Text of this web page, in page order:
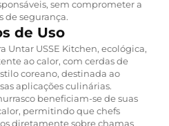
sem comprometer a
de segurança.
de Uso
Untar USSE Kitchen, ecológica,
ao calor, com cerdas de
coreano, destinada ao
aplicações culinárias.
beneficiam-se de suas
permitindo que chefs
diretamente sobre chamas